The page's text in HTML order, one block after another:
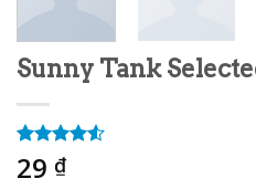
Sunny Tank
4.50 trên
5 dựa trên
2
29 ₫